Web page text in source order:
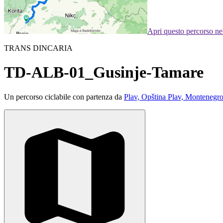
Apri questo percorso
TRANS DINCARIA
TD-ALB-01_Gusinje-Tamare
Un percorso ciclabile con partenza da Plav, Opština Plav, Montenegro